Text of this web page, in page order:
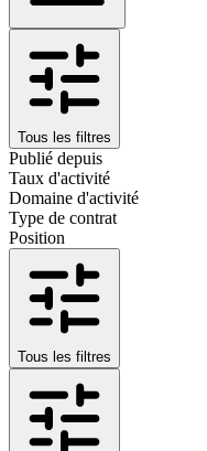
Tous les filtres
Publié depuis
Taux d'activité
Domaine d'activité
Type de contrat
Position
Tous les filtres